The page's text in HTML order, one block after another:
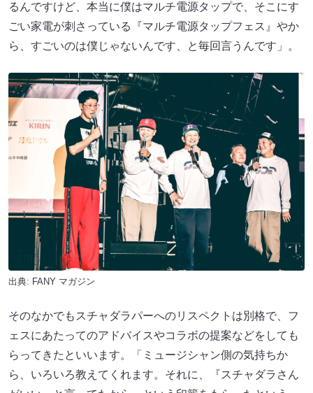
るんですけど、本当に僕はマルチ電源タップで、そこにす
ごい家電が刺さっている『マルチ電源タップフェス』やか
ら、すごいのは僕じゃないんです、と毎回言うんです」。
出典: FANY マガジン
そのなかでもスチャダラパーへのリスペクトは別格で、フ
ェスにあたってのアドバイスやコラボの提案などをしても
らってきたといいます。「ミュージシャン側の気持ちか
ら、いろいろ教えてくれます。それに、『スチャダラさん